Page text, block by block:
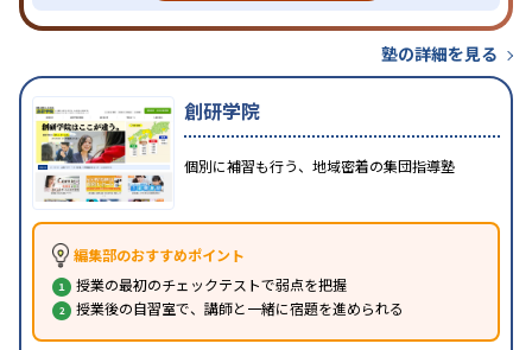
塾の詳細を見る
創研学院
個別に補習も行う、地域密着の集団指導塾
編集部のおすすめポイント
授業の最初のチェックテストで弱点を把握
授業後の自習室で、講師と一緒に宿題を進められる